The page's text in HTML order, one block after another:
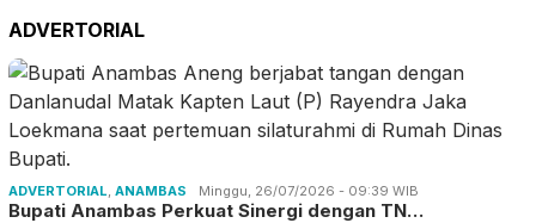
ADVERTORIAL
ADVERTORIAL ANAMBAS Minggu, 26/07/2026 - 09:39 WIB
Bupati Anambas Perkuat Sinergi dengan TN…